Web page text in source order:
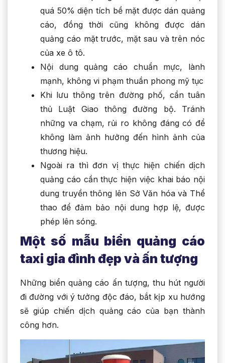
quá 50% diện tích bề mặt được dán quảng
cáo, đồng thời cũng không được dán
quảng cáo mặt trước, mặt sau và trên nóc
của xe ô tô.
Nội dung quảng cáo chuẩn mực, lành
mạnh, không vi phạm thuần phong mỹ tục
Khi lưu thông trên đường phố, cần tuân
thủ Luật Giao thông đường bộ. Tránh
những va chạm, rủi ro không đáng có để
không làm ảnh hưởng đến hình ảnh của
thương hiệu.
Ngoài ra thì đơn vị thực hiện chiến dịch
quảng cáo cần thực hiện việc khai báo nội
dung truyền thông lên Sở Văn hóa và Thể
thao để đảm bảo nội dung hợp lệ, được
phép lên sóng.
Một số mẫu biển quảng cáo
taxi gia đình đẹp và ấn tượng
Những biển quảng cáo ấn tượng, thu hút người
đi đường với ý tưởng độc đáo, bắt kịp xu hướng
sẽ giúp chiến dịch quảng cáo của bạn thành
công hơn.